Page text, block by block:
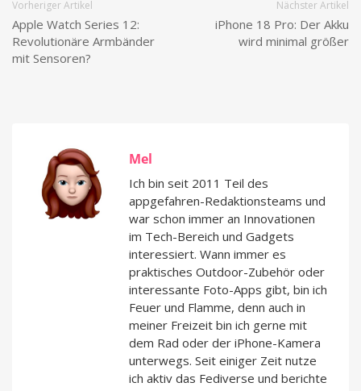
Vorheriger Artikel
Apple Watch Series 12:
Revolutionäre Armbänder
mit Sensoren?
Nächster Artikel
iPhone 18 Pro: Der Akku
wird minimal größer
Mel
Ich bin seit 2011 Teil des
appgefahren-Redaktionsteams und
war schon immer an Innovationen
im Tech-Bereich und Gadgets
interessiert. Wann immer es
praktisches Outdoor-Zubehör oder
interessante Foto-Apps gibt, bin ich
Feuer und Flamme, denn auch in
meiner Freizeit bin ich gerne mit
dem Rad oder der iPhone-Kamera
unterwegs. Seit einiger Zeit nutze
ich aktiv das Fediverse und berichte